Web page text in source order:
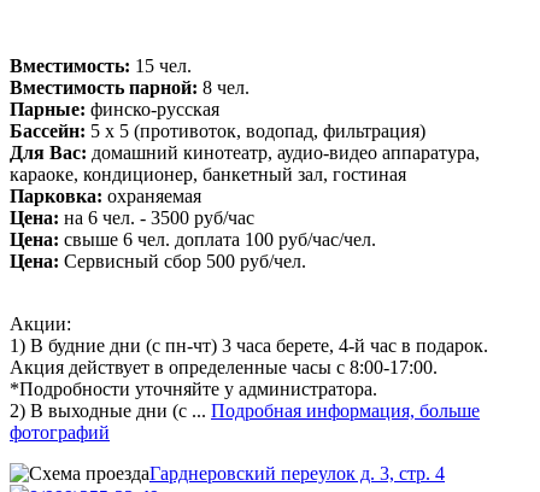
Вместимость: 15 чел.
Вместимость парной: 8 чел.
Парные: финско-русская
Бассейн: 5 x 5 (противоток, водопад, фильтрация)
Для Вас: домашний кинотеатр, аудио-видео аппаратура,
караоке, кондиционер, банкетный зал, гостиная
Парковка: охраняемая
Цена: на 6 чел. - 3500 руб/час
Цена: свыше 6 чел. доплата 100 руб/час/чел.
Цена: Сервисный сбор 500 руб/чел.
Акции:
1) В будние дни (с пн-чт) 3 часа берете, 4-й час в подарок.
Акция действует в определенные часы с 8:00-17:00.
*Подробности уточняйте у администратора.
2) В выходные дни (с ... Подробная информация, больше
фотографий
Гарднеровский переулок д. 3, стр. 4